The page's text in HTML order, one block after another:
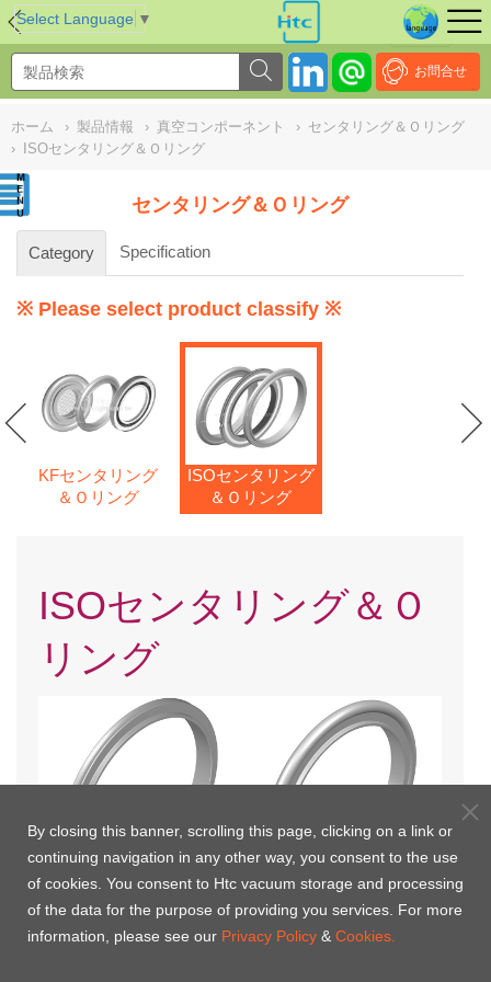
Select Language ▼
お問合せ
ホーム › 製品情報 › 真空コンポーネント › センタリング＆Ｏリング
›
ISOセンタリング＆Ｏリング
センタリング＆Ｏリング
Category Specification
※ Please select product classify ※
KFセンタリング
＆Ｏリング
ISOセンタリング
＆Ｏリング
ISOセンタリング＆Ｏ
リング
Viton(EU)
NULL
By closing this banner, scrolling this page, clicking on a link or
continuing navigation in any other way, you consent to the use
of cookies. You consent to Htc vacuum storage and processing
of the data for the purpose of providing you services. For more
information, please see our Privacy Policy & Cookies.
//